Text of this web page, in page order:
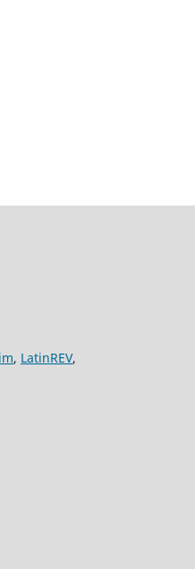
, LatinREV,